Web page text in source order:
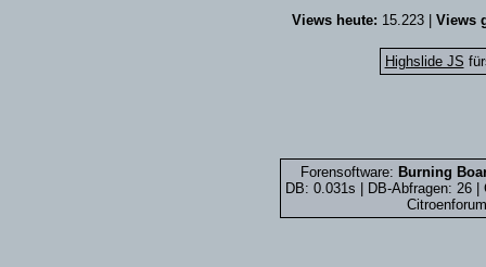
Views heute: 15.223 | Views
Highslide JS
Forensoftware: Burning
DB: 0.031s | DB-Abfragen: 26